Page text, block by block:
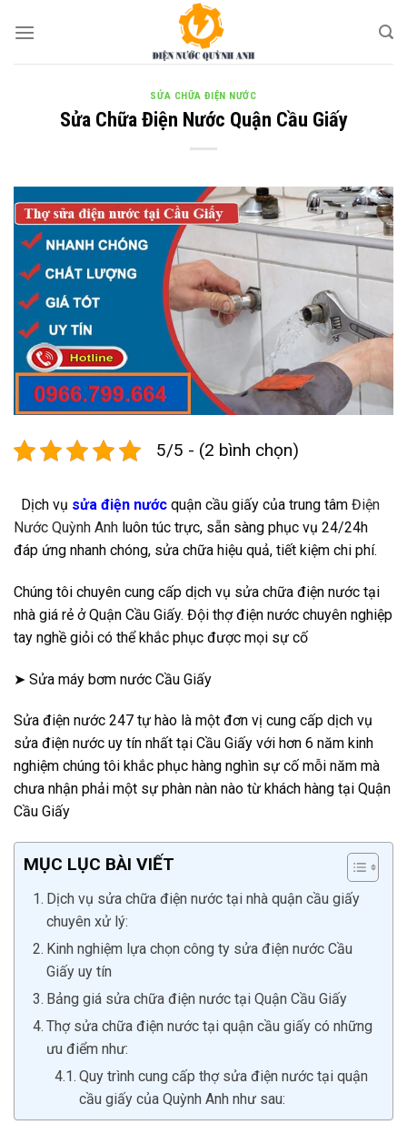
SỬA CHỮA ĐIỆN NƯỚC
Sửa Chữa Điện Nước Quận Cầu Giấy
5/5 - (2 bình chọn)
Dịch vụ sửa điện nước quận cầu giấy của trung tâm Điện
Nước Quỳnh Anh luôn túc trực, sẵn sàng phục vụ 24/24h
đáp ứng nhanh chóng, sửa chữa hiệu quả, tiết kiệm chi phí.
Chúng tôi chuyên cung cấp dịch vụ sửa chữa điện nước tại
nhà giá rẻ ở Quận Cầu Giấy. Đội thợ điện nước chuyên nghiệp
tay nghề giỏi có thể khắc phục được mọi sự cố
➤ Sửa máy bơm nước Cầu Giấy
Sửa điện nước 247 tự hào là một đơn vị cung cấp dịch vụ
sửa điện nước uy tín nhất tại Cầu Giấy với hơn 6 năm kinh
nghiệm chúng tôi khắc phục hàng nghìn sự cố mỗi năm mà
chưa nhận phải một sự phàn nàn nào từ khách hàng tại Quận
Cầu Giấy
MỤC LỤC BÀI VIẾT
Dịch vụ sửa chữa điện nước tại nhà quận cầu giấy
chuyên xử lý:
Kinh nghiệm lựa chọn công ty sửa điện nước Cầu
Giấy uy tín
Bảng giá sửa chữa điện nước tại Quận Cầu Giấy
Thợ sửa chữa điện nước tại quận cầu giấy có những
ưu điểm như:
Quy trình cung cấp thợ sửa điện nước tại quận
cầu giấy của Quỳnh Anh như sau: